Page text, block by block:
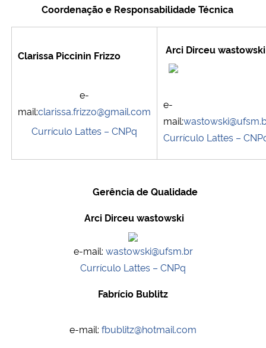
Coordenação e Responsabilidade Técnica
Clarissa Piccinin Frizzo
e-
mail:clarissa.frizzo@gmail.com
Currículo Lattes – CNPq
Arci Dirceu wastowski
e-
mail:
Currículo Lattes –
Gerência de Qualidade
Arci Dirceu wastowski
e-mail: wastowski@ufsm.br
Currículo Lattes – CNPq
Fabrício Bublitz
e-mail: fbublitz@hotmail.com